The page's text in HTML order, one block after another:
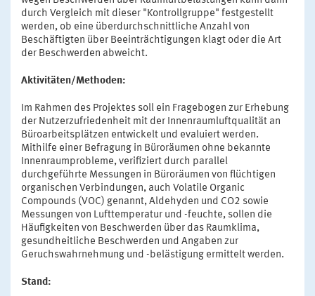
durch Vergleich mit dieser "Kontrollgruppe" festgestellt
werden, ob eine überdurchschnittliche Anzahl von
Beschäftigten über Beeinträchtigungen klagt oder die Art
der Beschwerden abweicht.
Aktivitäten/Methoden:
Im Rahmen des Projektes soll ein Fragebogen zur Erhebung
der Nutzerzufriedenheit mit der Innenraumluftqualität an
Büroarbeitsplätzen entwickelt und evaluiert werden.
Mithilfe einer Befragung in Büroräumen ohne bekannte
Innenraumprobleme, verifiziert durch parallel
durchgeführte Messungen in Büroräumen von flüchtigen
organischen Verbindungen, auch Volatile Organic
Compounds (VOC) genannt, Aldehyden und CO2 sowie
Messungen von Lufttemperatur und -feuchte, sollen die
Häufigkeiten von Beschwerden über das Raumklima,
gesundheitliche Beschwerden und Angaben zur
Geruchswahrnehmung und -belästigung ermittelt werden.
Stand: